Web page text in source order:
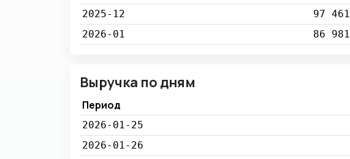
2025-12
97 461
2026-01
86 981
Выручка по дням
Период
2026-01-25
2026-01-26